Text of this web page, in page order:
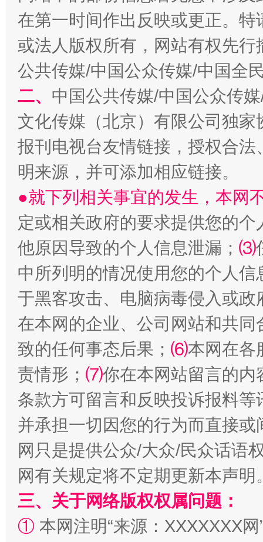
受贿1.44亿！段成刚被判无期 从幼
全民健身五年计划来了！等你上场
在第一时间作出反映或更正。
或法人版权所有，网站有权先
公共传媒/中国公众传媒/中国全
二、 中国公共传媒/中国公众传
文化传媒（北京）有限公司独
报刊电视台友情链接，授权合
明来源，并可添加相应链接。
●就下列相关事宜的发生，本网
定或相关政府的要求提供您的个
他原因导致的个人信息泄漏； ⑶
中所列明的情况使用您的个人
于黑客攻击、电脑病毒侵入或
在本网的企业、公司网站和共
致的任何事态后果； ⑹本网在各
责情形； ⑺你在本网站留言的内
条款方可留言和反映投诉报料
并承担一切因您的行为而直接
网只是提供公众/大众/民众话语
网有关规定将不定期更新本声明
三、关于网络版权权属问题：
① 本网注明“来源：XXXXXXX